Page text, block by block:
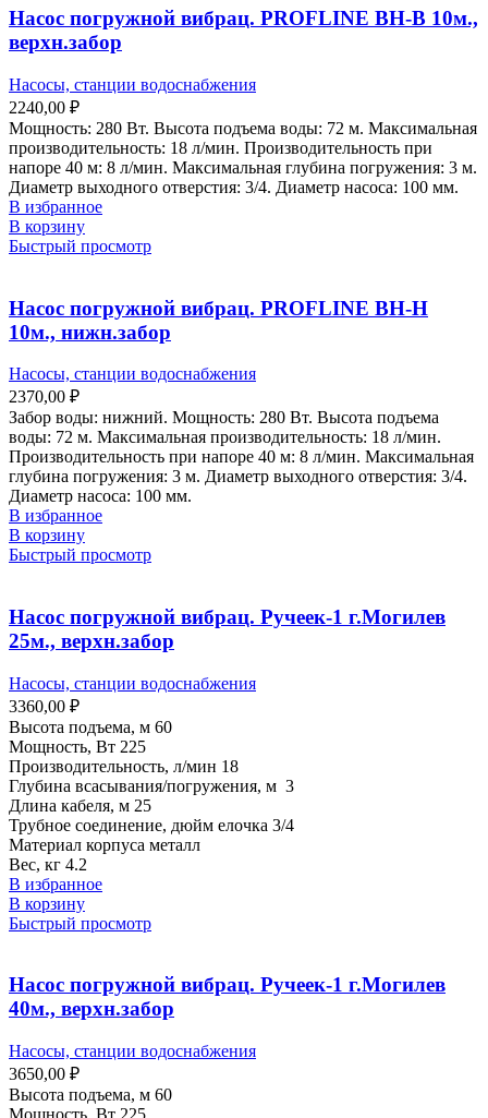
Насос погружной вибрац. PROFLINE BH-B 10м.,
верхн.забор
Насосы, станции водоснабжения
2240,00 ₽
Мощность: 280 Вт. Высота подъема воды: 72 м. Максимальная
производительность: 18 л/мин. Производительность при
напоре 40 м: 8 л/мин. Максимальная глубина погружения: 3 м.
Диаметр выходного отверстия: 3/4. Диаметр насоса: 100 мм.
В избранное
В корзину
Быстрый просмотр
Насос погружной вибрац. PROFLINE BH-Н
10м., нижн.забор
Насосы, станции водоснабжения
2370,00 ₽
Забор воды: нижний. Мощность: 280 Вт. Высота подъема
воды: 72 м. Максимальная производительность: 18 л/мин.
Производительность при напоре 40 м: 8 л/мин. Максимальная
глубина погружения: 3 м. Диаметр выходного отверстия: 3/4.
Диаметр насоса: 100 мм.
В избранное
В корзину
Быстрый просмотр
Насос погружной вибрац. Ручеек-1 г.Могилев
25м., верхн.забор
Насосы, станции водоснабжения
3360,00 ₽
Высота подъема, м 60
Мощность, Вт 225
Производительность, л/мин 18
Глубина всасывания/погружения, м 3
Длина кабеля, м 25
Трубное соединение, дюйм елочка 3/4
Материал корпуса металл
Вес, кг 4.2
В избранное
В корзину
Быстрый просмотр
Насос погружной вибрац. Ручеек-1 г.Могилев
40м., верхн.забор
Насосы, станции водоснабжения
3650,00 ₽
Высота подъема, м 60